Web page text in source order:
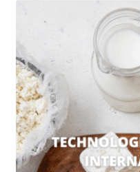
Centres de formation
Commande
Confirm Subscription
Distanciel
Formations mixtes